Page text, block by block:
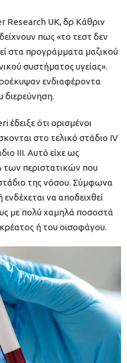
Research UK, δρ Κάθριν
πως «το τεστ δεν
στα προγράμματα μαζικού
συστήματος υγείας».
ενδιαφέροντα
διερεύνηση.
έδειξε ότι ορισμένοι
στο τελικό στάδιο IV
III. Αυτό είχε ως
των περιστατικών που
της νόσου. Σύμφωνα
να αποδειχθεί
με πολύ χαμηλά ποσοστά
ή του οισοφάγου.